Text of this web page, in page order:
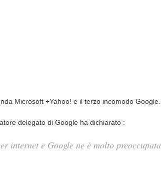
Microsoft +Yahoo! e il terzo incomodo Google.
delegato di Google ha dichiarato :
internet e Google ne è molto preoccupata